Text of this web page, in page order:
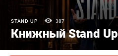
STAND UP 387
Книжный Stand Up